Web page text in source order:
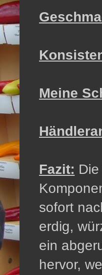
Meine
Fazit:
sofort
erdig,
ein
hervor,